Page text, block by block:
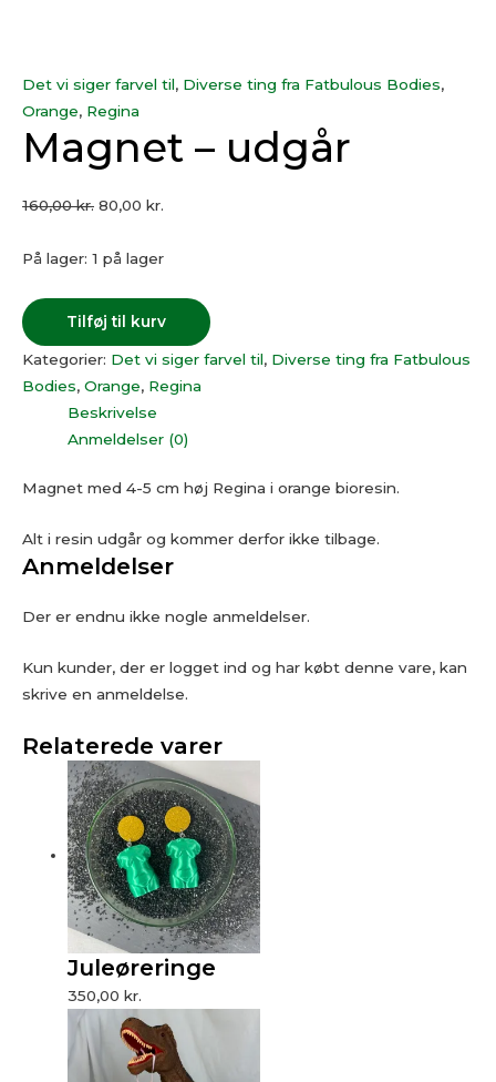
Det vi siger farvel til, Diverse ting fra Fatbulous Bodies,
Orange, Regina
Magnet – udgår
160,00kr. 80,00 kr.
På lager: 1 på lager
Tilføj til kurv
Kategorier: Det vi siger farvel til, Diverse ting fra Fatbulous
Bodies, Orange, Regina
Beskrivelse
Anmeldelser (0)
Magnet med 4-5 cm høj Regina i orange bioresin.
Alt i resin udgår og kommer derfor ikke tilbage.
Anmeldelser
Der er endnu ikke nogle anmeldelser.
Kun kunder, der er logget ind og har købt denne vare, kan
skrive en anmeldelse.
Relaterede varer
Juleøreringe
350,00kr.